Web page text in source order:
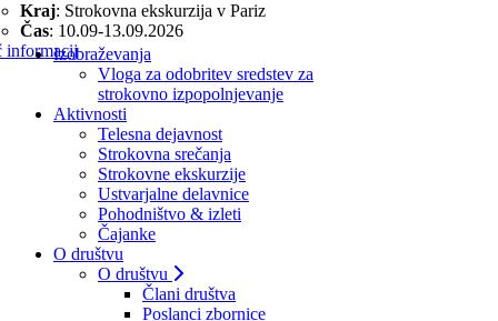
Kraj: Strokovna ekskurzija v Pariz
Čas: 10.09-13.09.2026
informacijIzobraževanja
Vloga za odobritev sredstev za
strokovno izpopolnjevanje
Aktivnosti
Telesna dejavnost
Strokovna srečanja
Strokovne ekskurzije
Ustvarjalne delavnice
Pohodništvo & izleti
Čajanke
O društvu
O društvu
Člani društva
Poslanci zbornice